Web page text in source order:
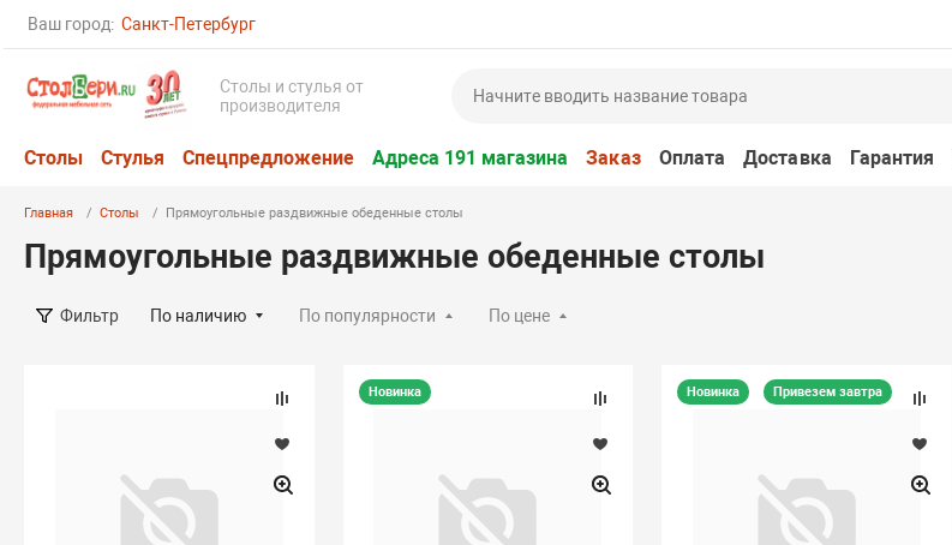
Ваш город: Санкт-Петербург
Столы и стулья от
производителя
Столы Стулья Спецпредложение Адреса 191 магазина Заказ Оплата Доставка Гарантия
Главная Столы Прямоугольные раздвижные обеденные столы
Прямоугольные раздвижные обеденные столы
Фильтр По наличию По популярности По цене
Новинка Новинка Привезем завтра